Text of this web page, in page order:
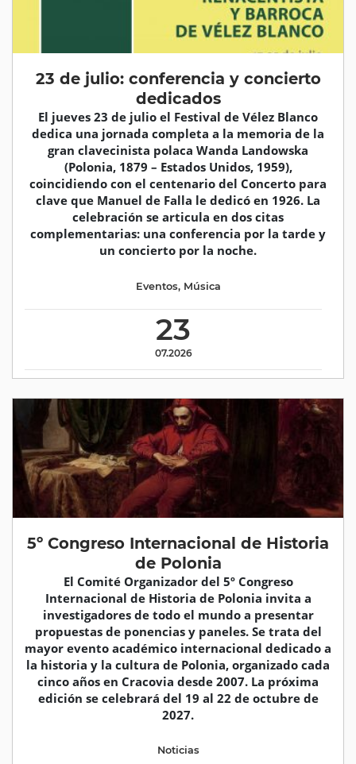
23 de julio: conferencia y concierto
dedicados
El jueves 23 de julio el Festival de Vélez Blanco
dedica una jornada completa a la memoria de la
gran clavecinista polaca Wanda Landowska
(Polonia, 1879 – Estados Unidos, 1959),
coincidiendo con el centenario del Concerto para
clave que Manuel de Falla le dedicó en 1926. La
celebración se articula en dos citas
complementarias: una conferencia por la tarde y
un concierto por la noche.
23
07.2026
Eventos, Música
5º Congreso Internacional de Historia
de Polonia
El Comité Organizador del 5º Congreso
Internacional de Historia de Polonia invita a
investigadores de todo el mundo a presentar
propuestas de ponencias y paneles. Se trata del
mayor evento académico internacional dedicado a
la historia y la cultura de Polonia, organizado cada
cinco años en Cracovia desde 2007. La próxima
edición se celebrará del 19 al 22 de octubre de
2027.
Noticias